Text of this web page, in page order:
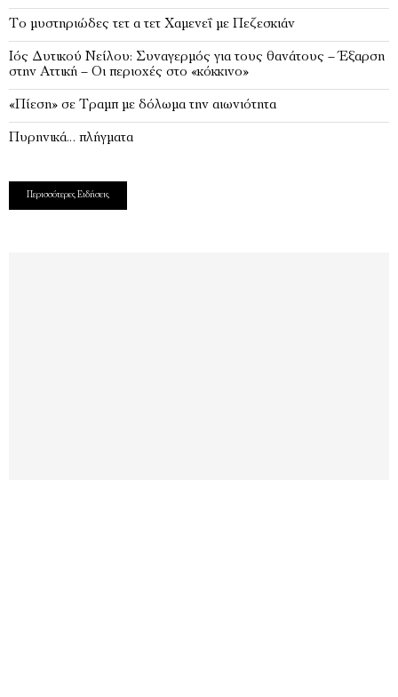
Το μυστηριώδες τετ α τετ Χαμενεΐ με Πεζεσκιάν
Ιός Δυτικού Νείλου: Συναγερμός για τους θανάτους – Έξαρση
στην Αττική – Οι περιοχές στο «κόκκινο»
«Πίεση» σε Τραμπ με δόλωμα την αιωνιότητα
Πυρηνικά… πλήγματα
Περισσότερες Ειδήσεις